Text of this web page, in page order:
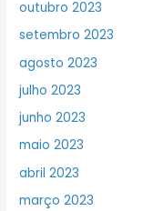
outubro 2023
setembro 2023
agosto 2023
julho 2023
junho 2023
maio 2023
abril 2023
março 2023